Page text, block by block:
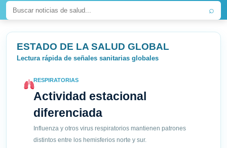
⌕
ESTADO DE LA SALUD GLOBAL
Lectura rápida de señales sanitarias globales
RESPIRATORIAS
Actividad estacional
diferenciada
Influenza y otros virus respiratorios mantienen patrones
distintos entre los hemisferios norte y sur.